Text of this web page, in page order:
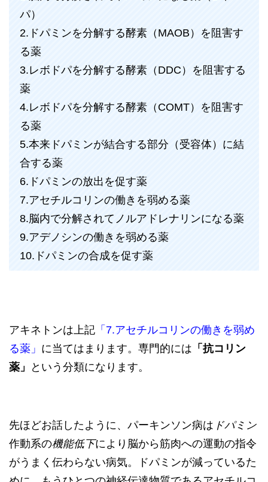
パ）
2.ドパミンを分解する酵素（MAOB）を阻害す
る薬
3.レボドパを分解する酵素（DDC）を阻害する
薬
4.レボドパを分解する酵素（COMT）を阻害す
る薬
5.本来ドパミンが結合する部分（受容体）に結
合する薬
6.ドパミンの放出を促す薬
7.アセチルコリンの働きを弱める薬
8.脳内で分解されてノルアドレナリンになる薬
9.アデノシンの働きを弱める薬
10.ドパミンの合成を促す薬
アキネトンは上記 「7.アセチルコリンの働きを弱め
る薬」 に当てはまります。専門的には 「抗コリン
薬」
という分類になります。
先ほどお話したように、パーキンソン病は ドパミン
作動系の機能低下により脳から筋肉への運動の指令
がうまく伝わらない病気。ドパミンが減っているた